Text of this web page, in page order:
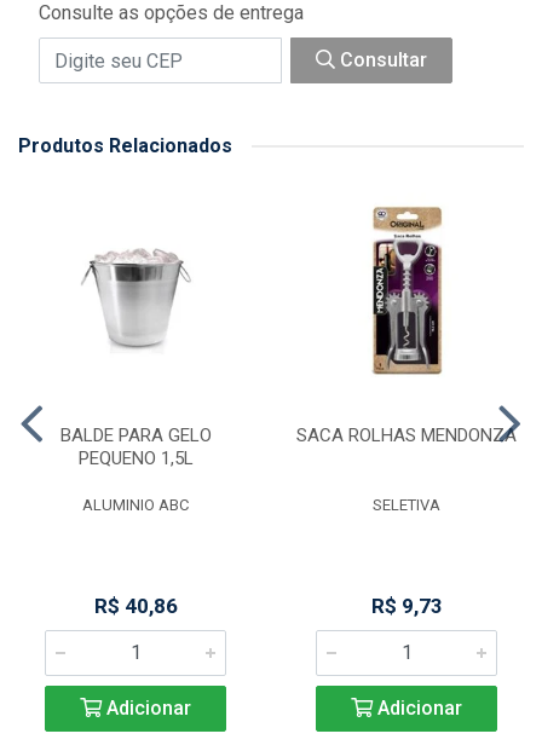
Consulte as opções de entrega
Consultar
Produtos Relacionados
BALDE PARA GELO
PEQUENO 1,5L
ALUMINIO ABC
R$ 40,86
Adicionar
SACA ROLHAS MENDONZA
SELETIVA
R$ 9,73
Adicionar